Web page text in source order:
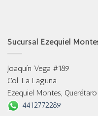
Sucursal Ezequiel
Joaquín Vega #189
Col. La Laguna
Ezequiel Montes, Querétaro
4412772289